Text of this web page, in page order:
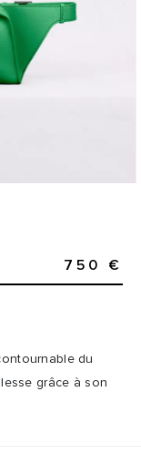
750 €
du
grâce à son